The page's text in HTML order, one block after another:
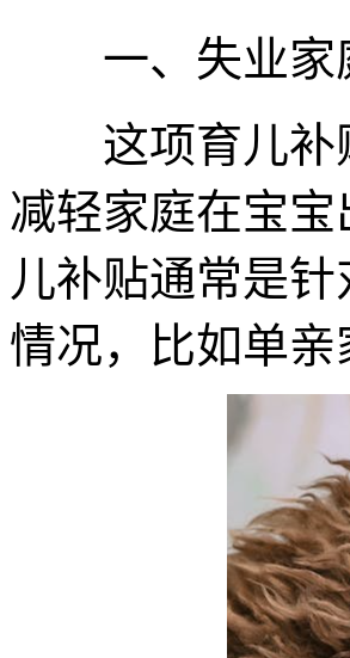
一、失业家庭
这项育儿补贴
减轻家庭在宝
儿补贴通常是
情况，比如单